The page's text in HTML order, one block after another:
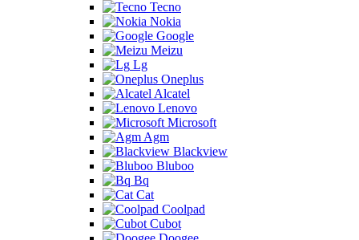
Tecno
Nokia
Google
Meizu
Lg
Oneplus
Alcatel
Lenovo
Microsoft
Agm
Blackview
Bluboo
Bq
Cat
Coolpad
Cubot